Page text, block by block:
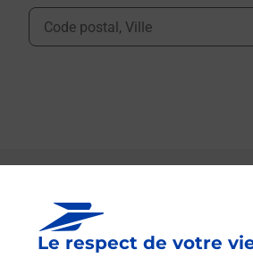
Le respect de votre
Ville, Département, Code Postal
Boîte aux lettres
Collecte du courrier